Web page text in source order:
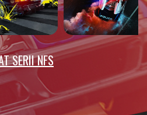
SERII NFS